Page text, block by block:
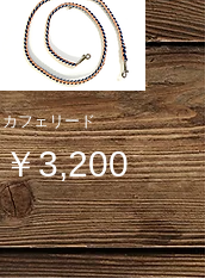
カフェリード
価格
￥3,200